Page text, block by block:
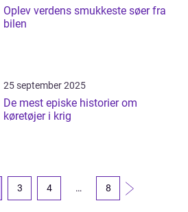
Oplev verdens smukkeste søer fra
bilen
25 september 2025
De mest episke historier om
køretøjer i krig
3 4 … 8